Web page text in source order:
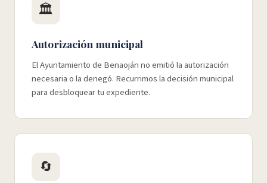
🏛️
Autorización municipal
El Ayuntamiento de Benaoján no emitió la autorización
necesaria o la denegó. Recurrimos la decisión municipal
para desbloquear tu expediente.
🔄